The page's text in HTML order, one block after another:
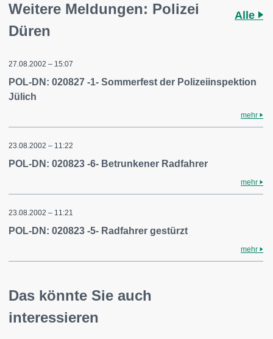
Weitere Meldungen: Polizei
Düren
Alle
27.08.2002 – 15:07
POL-DN: 020827 -1- Sommerfest der Polizeiinspektion
Jülich
mehr
23.08.2002 – 11:22
POL-DN: 020823 -6- Betrunkener Radfahrer
mehr
23.08.2002 – 11:21
POL-DN: 020823 -5- Radfahrer gestürzt
mehr
Das könnte Sie auch
interessieren